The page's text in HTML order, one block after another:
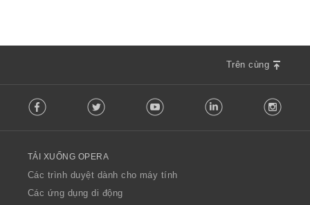
Trên cùng
o
w
O
p
Facebook Twitter Youtube LinkedIn
TẢI XUỐNG OPERA
Các trình duyệt dành cho máy tính
Các ứng dụng di động